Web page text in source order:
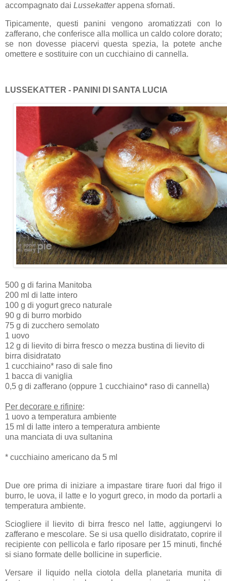
accompagnato dai Lussekatterappena sfornati.
Tipicamente, questi panini vengono aromatizzati con lo
zafferano, che conferisce alla mollica un caldo colore dorato;
se non dovesse piacervi questa spezia, la potete anche
omettere e sostituire con un cucchiaino di cannella.
LUSSEKATTER - PANINI DI SANTA LUCIA
500 g di farina Manitoba
200 ml di latte intero
100 g di yogurt greco naturale
90 g di burro morbido
75 g di zucchero semolato
1 uovo
12 g di lievito di birra fresco o mezza bustina di lievito di
birra disidratato
1 cucchiaino* raso di sale fino
1 bacca di vaniglia
0,5 g di zafferano (oppure 1 cucchiaino* raso di cannella)
Per decorare e rifinire:
1 uovo a temperatura ambiente
15 ml di latte intero a temperatura ambiente
una manciata di uva sultanina
* cucchiaino americano da 5 ml
Due ore prima di iniziare a impastare tirare fuori dal frigo il
burro, le uova, il latte e lo yogurt greco, in modo da portarli a
temperatura ambiente.
Sciogliere il lievito di birra fresco nel latte, aggiungervi lo
zafferano e mescolare. Se si usa quello disidratato, coprire il
recipiente con pellicola e farlo riposare per 15 minuti, finché
si siano formate delle bollicine in superficie.
Versare il liquido nella ciotola della planetaria munita di